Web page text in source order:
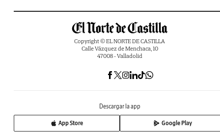
Copyright © EL NORTE DE CASTILLA
Calle Vázquez de Menchaca, 10
47008 - Valladolid
Descargar la app
App Store Google Play